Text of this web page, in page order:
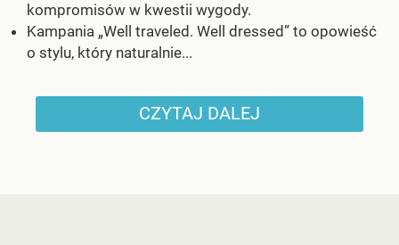
kompromisów w kwestii wygody.
Kampania „Well traveled. Well dressed” to opowieść
o stylu, który naturalnie...
CZYTAJ DALEJ